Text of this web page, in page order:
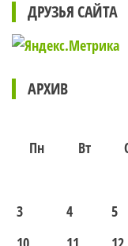
ДРУЗЬЯ САЙТА
АРХИВ
Пн
Вт
3
4 5